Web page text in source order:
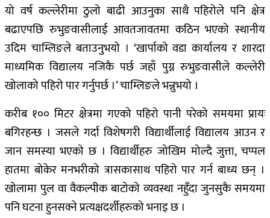
यो वर्ष कल्लेरीमा ठुलो बाढी आउनुका साथै पहिरोले पनि क्षेत्र
बढाएपछि रुभुङवासीलाई आवतजावतमा कठिन भएको स्थानीय
उदिम चाम्लिङले बताउनुभयो । ‘खार्पाको वडा कार्यालय र शारदा
माध्यमिक विद्यालय नजिकै पर्छ जहाँ पुग्न रुभुङवासीले कल्लेरी
खोलाको पहिरो पार गर्नुपर्छ ।’ चाम्लिङले भन्नुभयो ।
करीब १०० मिटर क्षेत्रमा गएको पहिरो पानी परेको समयमा प्रायः
बगिरहन्छ । जसले गर्दा विशेषगरी विद्यार्थीलाई विद्यालय आउन र
जान समस्या भएको छ । विद्यार्थीहरु जोखिम मोल्दै जुत्ता, चप्पल
हातमा बोकेर मनभरीको त्रासकासाथ पहिरो पार गर्न बाध्य छन् ।
खोलामा पुल वा वैकल्पीक बाटोको व्यवस्था नहुँदा जुनसुकै समयमा
पनि घटना हुनसक्ने प्रत्यक्षदर्शीहरुको भनाइ छ ।